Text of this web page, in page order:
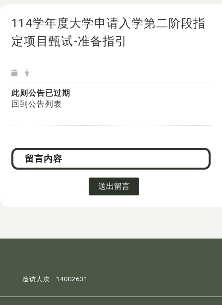
114学年度大学申请入学第二阶段指
定项目甄试-准备指引
此则公告已过期
回到公告列表
送出留言
造访人次 : 14002631